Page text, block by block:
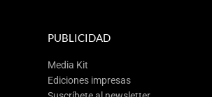
PUBLICIDAD
Media Kit
Ediciones impresas